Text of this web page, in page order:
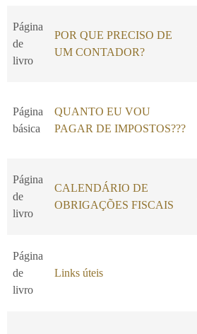
Página
de
livro
POR QUE PRECISO DE
UM CONTADOR?
Página
básica
QUANTO EU VOU
PAGAR DE IMPOSTOS???
Página
de
livro
CALENDÁRIO DE
OBRIGAÇÕES FISCAIS
Página
de
livro
Links úteis